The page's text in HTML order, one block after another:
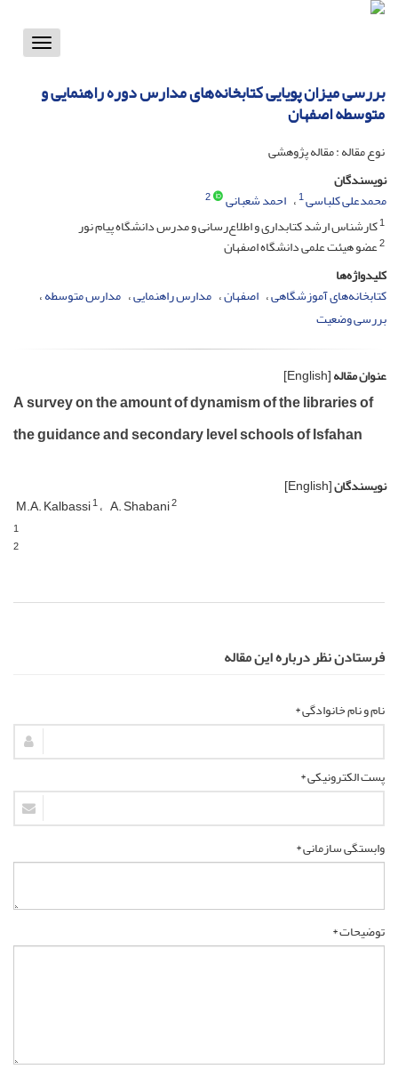
Toggle
بررسی میزان پویایی کتابخانه‌های مدارس دوره راهنمایی و
متوسطه اصفهان
نوع مقاله : مقاله پژوهشی
نویسندگان
محمدعلی کلباسی1 احمد شعبانی
2
1کارشناس ارشد کتابداری و اطلاع‌رسانی و مدرس دانشگاه پیام نور
2عضو هیئت علمی دانشگاه اصفهان
کلیدواژه‌ها
کتابخانه‌های آموزشگاهی اصفهان مدارس راهنمایی مدارس متوسطه
بررسی وضعیت
عنوان مقاله[English]
A survey on the amount of dynamism of the libraries of
the guidance and secondary level schools of Isfahan
نویسندگان[English]
M.A. Kalbassi1 A. Shabani2
1
2
فرستادن نظر درباره این مقاله
نام و نام خانوادگی *
پست الکترونیکی *
وابستگی سازمانی *
توضیحات *